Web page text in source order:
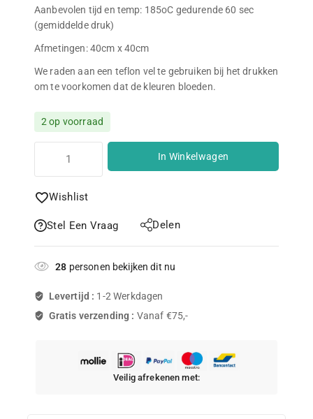
Aanbevolen tijd en temp: 185oC gedurende 60 sec
(gemiddelde druk)
Afmetingen: 40cm x 40cm
We raden aan een teflon vel te gebruiken bij het drukken
om te voorkomen dat de kleuren bloeden.
2 op voorraad
In Winkelwagen
Wishlist
Stel Een Vraag Delen
28 personen bekijken dit nu
Levertijd : 1-2 Werkdagen
Gratis verzending : Vanaf €75,-
Veilig afrekenen met: